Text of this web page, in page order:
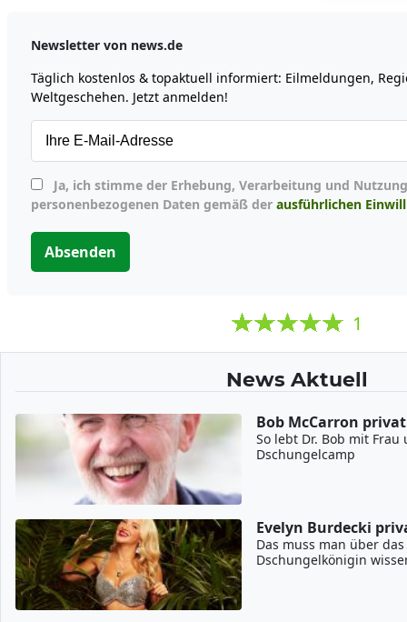
Newsletter von news.de
Täglich kostenlos & topaktuell informiert: Eilmeldungen,
Weltgeschehen. Jetzt anmelden!
personenbezogenen Daten gemäß der ausführlichen
Absenden
1
News Aktuell
Bob McCarron privat
So lebt Dr. Bob mit
Dschungelcamp
Evelyn Burdecki
Das muss man über
Dschungelkönigin